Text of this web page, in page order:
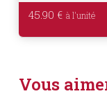
45.90 €
Vous